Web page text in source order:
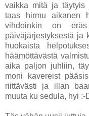
vaikka mitä ja täytyis
taas hirmu aikanen
vihdoinkin on
päiväjärjestyksestä ja
huokaista
häämöttävästä
aika paljon juhliin,
moni kavereist
riittävästi ja illan
muuta ku sedula, hyi :-